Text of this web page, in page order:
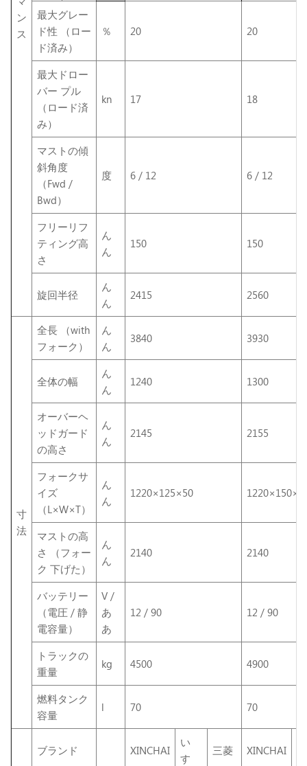
ン
ス
最大グレー
ド性 （ロー
ド済み）
％ 20 20
最大ドロー
バー プル
（ロード済
み）
kn 17 18
マストの傾
斜角度
（Fwd /
Bwd）
度 6 / 12 6 / 12
フリーリフ
ティング高
さ
ん
ん
150 150
旋回半径
ん
ん
2415 2560
寸
法
全長 （with
フォーク）
ん
ん
3840 3930
全体の幅
ん
ん
1240 1300
オーバーヘ
ッドガード
の高さ
ん
ん
2145 2155
フォークサ
イズ
（L×W×T）
ん
ん
1220×125×50
マストの高
さ （フォー
ク 下げた）
ん
ん
2140 2140
バッテリー
（電圧 / 静
電容量）
V /
あ
あ
12 / 90 12 / 90
トラックの
重量
kg 4500 4900
燃料タンク
容量
l 70 70
ブランド XINCHAI
い
すゞ
三菱 XINCHAI